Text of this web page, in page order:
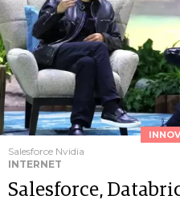
Salesforce Nvidia
INTERNET
Salesforce,